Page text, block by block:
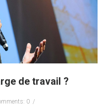
de travail ?
0